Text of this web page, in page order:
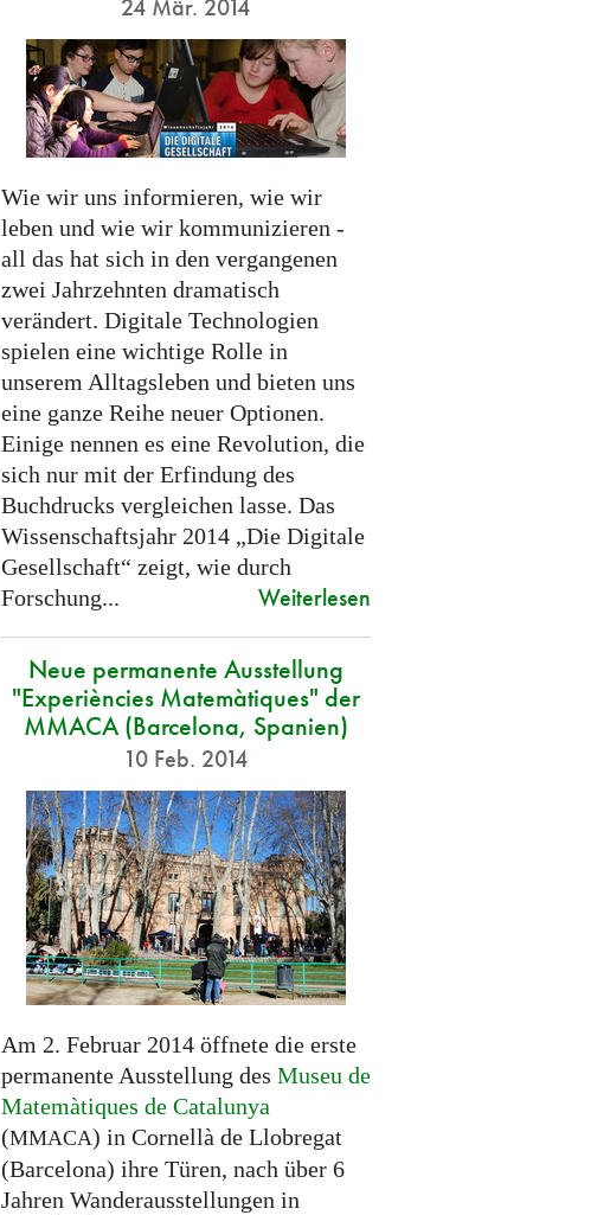
24 Mär. 2014
Wie wir uns informieren, wie wir
leben und wie wir kommunizieren -
all das hat sich in den vergangenen
zwei Jahrzehnten dramatisch
verändert. Digitale Technologien
spielen eine wichtige Rolle in
unserem Alltagsleben und bieten uns
eine ganze Reihe neuer Optionen.
Einige nennen es eine Revolution, die
sich nur mit der Erfindung des
Buchdrucks vergleichen lasse. Das
Wissenschaftsjahr 2014 „Die Digitale
Gesellschaft“ zeigt, wie durch
Forschung...
Weiterlesen
Neue permanente Ausstellung
"Experiències Matemàtiques" der
MMACA (Barcelona, Spanien)
10 Feb. 2014
Am 2. Februar 2014 öffnete die erste
permanente Ausstellung des Museu de
Matemàtiques de Catalunya
(MMACA) in Cornellà de Llobregat
(Barcelona) ihre Türen, nach über 6
Jahren Wanderausstellungen in